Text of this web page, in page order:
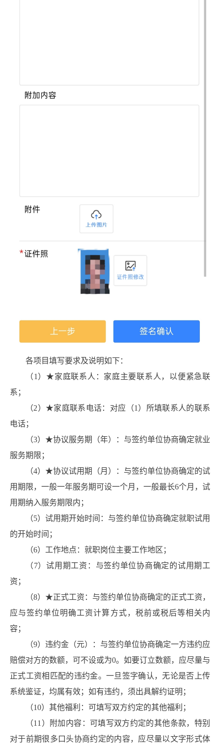
各项目填写要求及说明如下：
（1）★家庭联系人：家庭主要联系人，以便紧急联
系；
（2）★家庭联系电话：对应（1）所填联系人的联系
电话；
（3）★协议服务期（年）：与签约单位协商确定就业
服务期限；
（4）★协议试用期（月）：与签约单位协商确定的试
用期限，一般一年服务期可设一个月，一般最长6个月，试
用期纳入服务期限内；
（5）试用期开始时间：与签约单位协商确定就职试用
的开始时间；
（6）工作地点：就职岗位主要工作地区；
（7）试用期工资：与签约单位协商确定的试用期工
资；
（8）★正式工资：与签约单位协商确定的正式工资，
应与签约单位明确工资计算方式，税前或税后等相关内
容；
（9）违约金（元）：与签约单位协商确定一方违约应
赔偿对方的数额，可不设或为0。如要订立数额，应尽量与
正式工资相匹配的违约金。一旦签字确认，无论是否上传
系统鉴证，均属有效；如有违约，须出具解约证明；
（10）其他福利：可填写双方约定的其他福利；
（11）附加内容：可填写双方约定的其他条款，特别
对于前期很多口头协商约定的内容，应尽量以文字形式体